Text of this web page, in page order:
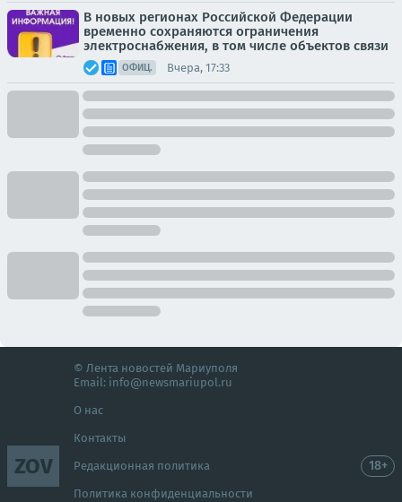
В новых регионах Российской Федерации
временно сохраняются ограничения
электроснабжения, в том числе объектов связи
ОФИЦ. Вчера, 17:33
ZOV
© Лента новостей Мариуполя
Email: info@newsmariupol.ru
О нас
Контакты
Редакционная политика
Политика конфиденциальности
18+